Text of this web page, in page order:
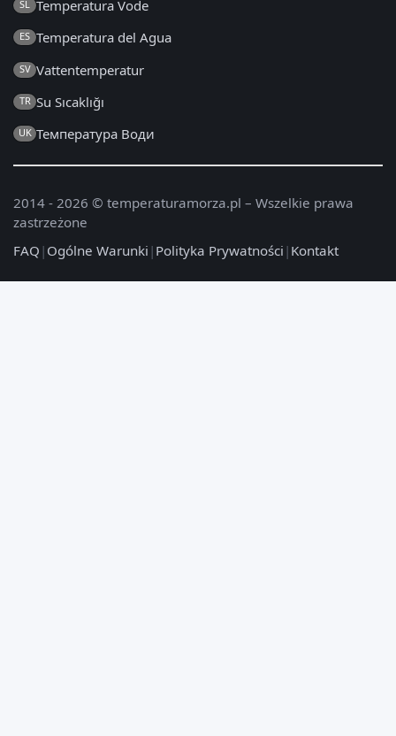
SL Temperatura Vode
ES Temperatura del Agua
SV Vattentemperatur
TR Su Sıcaklığı
UK Температура Води
2014 - 2026 © temperaturamorza.pl – Wszelkie prawa
zastrzeżone
FAQ | Ogólne Warunki | Polityka Prywatności | Kontakt